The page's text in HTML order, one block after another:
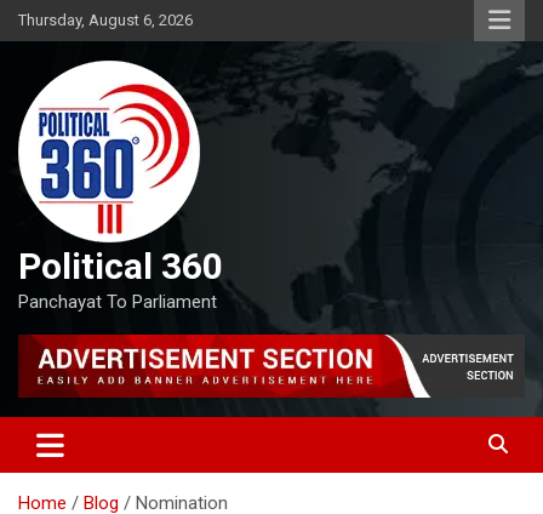
Skip
to
Thursday, August 6, 2026
Political 360
Panchayat To Parliament
Home Blog Nomination